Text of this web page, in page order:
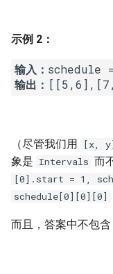
14.2. 剪绳子 II
15. 二进制中 1 的个
17. 打印从 1 到最大
18. 删除链表的节点
19. 正则表达式匹配
12. 左右两边子数组
13. 二维子矩阵的和
15. 字符串中的所有
16. 不含重复字符的
符串
17. 含有所有字符的
2.4. 分割链表
2.5. 链表求和
2.7. 链表相交
2.8. 环路检测
3.1. 三合一
示例 2：
输入：
输出：
（尽管我们用 [x,
象是 Intervals 而
[0].start = 1,
schedule[0][0][0]
而且，答案中不包含